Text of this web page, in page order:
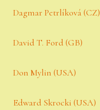
Dagmar Petrlíková (CZ)
David T. Ford (GB)
Don Mylin (USA)
Edward Skrocki (USA)